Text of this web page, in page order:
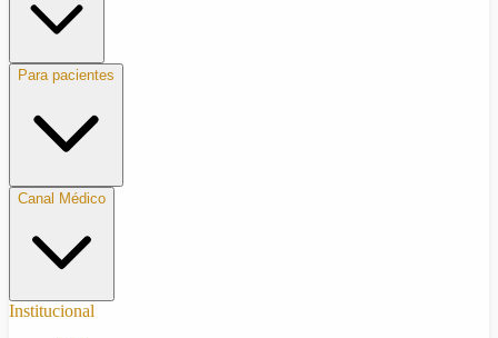
Para pacientes
Canal Médico
Institucional